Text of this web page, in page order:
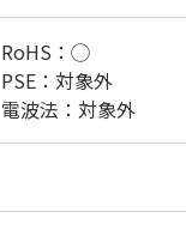
RoHS：◯
PSE：対象外
電波法：対象外